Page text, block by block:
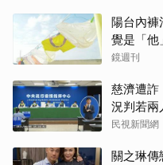
陽台內
覺是「他
鏡週刊
慈濟遭詐
況判若
民視新聞網
關之琳